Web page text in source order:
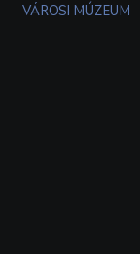
VÁROSI MÚZEUM